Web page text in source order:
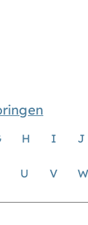
H I J
U V W